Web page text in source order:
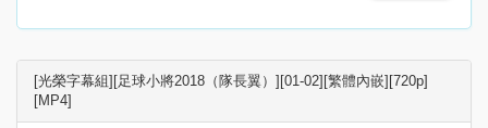
[光榮字幕組][足球小將2018（隊長翼）][01-02][繁體內嵌][720p]
[MP4]